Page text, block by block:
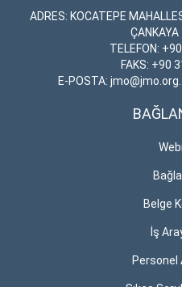
ADRES: KOCATEPE
TELEFON:
FAKS: +90
E-POSTA:
Belge
İş
Personel